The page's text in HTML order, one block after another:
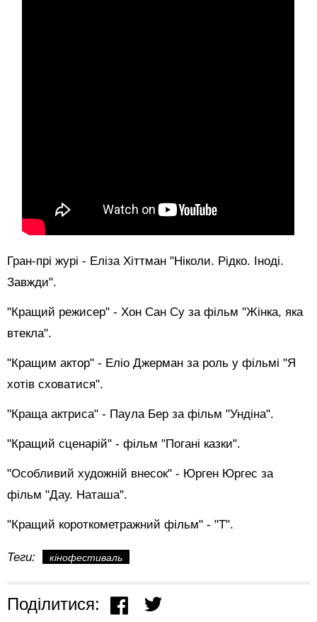
Гран-прі журі - Еліза Хіттман "Ніколи. Рідко. Іноді.
Завжди".
"Кращий режисер" - Хон Сан Су за фільм "Жінка, яка
втекла".
"Кращим актор" - Еліо Джерман за роль у фільмі "Я
хотів сховатися".
"Краща актриса" - Паула Бер за фільм "Ундіна".
"Кращий сценарій" - фільм "Погані казки".
"Особливий художній внесок" - Юрген Юргес за
фільм "Дау. Наташа".
"Кращий короткометражний фільм" - "Т".
Теги: кінофестиваль
Поділитися: